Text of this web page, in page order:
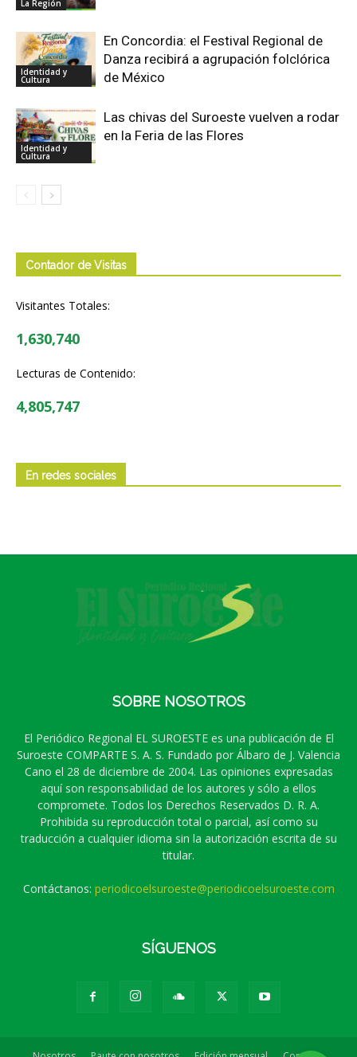
La Región
Identidad y
Cultura
En Concordia: el Festival Regional de
Danza recibirá a agrupación folclórica
de México
Identidad y
Cultura
Las chivas del Suroeste vuelven a rodar
en la Feria de las Flores
Contador de Visitas
Visitantes Totales:
1,630,740
Lecturas de Contenido:
4,805,747
En redes sociales
SOBRE NOSOTROS
El Periódico Regional EL SUROESTE es una publicación de El
Suroeste COMPARTE S. A. S. Fundado por Álbaro de J. Valencia
Cano el 28 de diciembre de 2004. Las opiniones expresadas
aquí son responsabilidad de los autores y sólo a ellos
compromete. Todos los Derechos Reservados D. R. A.
Prohibida su reproducción total o parcial, así como su
traducción a cualquier idioma sin la autorización escrita de su
titular.
Contáctanos: periodicoelsuroeste@periodicoelsuroeste.com
SÍGUENOS